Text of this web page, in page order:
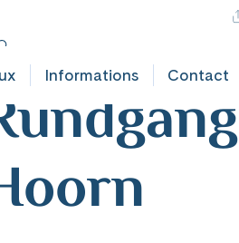
Informations Contact